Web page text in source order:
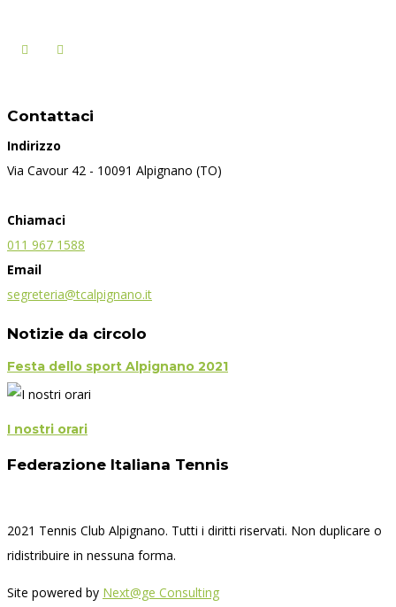
Contattaci
Indirizzo
Via Cavour 42 - 10091 Alpignano (TO)
Chiamaci
011 967 1588
Email
segreteria@tcalpignano.it
Notizie da circolo
Festa dello sport Alpignano 2021
I nostri orari
Federazione Italiana Tennis
2021 Tennis Club Alpignano. Tutti i diritti riservati. Non duplicare o
ridistribuire in nessuna forma.
Site powered by Next@ge Consulting